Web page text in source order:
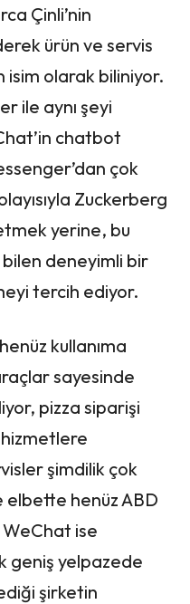
Çinli’nin
ürün ve servis
olarak biliniyor.
ile aynı şeyi
chatbot
çok
Zuckerberg
yerine, bu
bilen deneyimli bir
tercih ediyor.
kullanıma
sayesinde
pizza siparişi
şimdilik çok
elbette henüz ABD
WeChat ise
geniş yelpazede
şirketin